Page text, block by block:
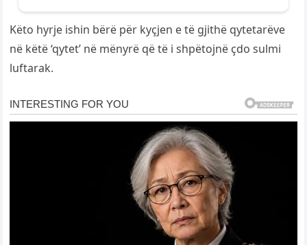
Këto hyrje ishin bërë për kyçjen e të gjithë qytetarëve
në këtë ‘qytet’ në mënyrë që të i shpëtojnë çdo sulmi
luftarak.